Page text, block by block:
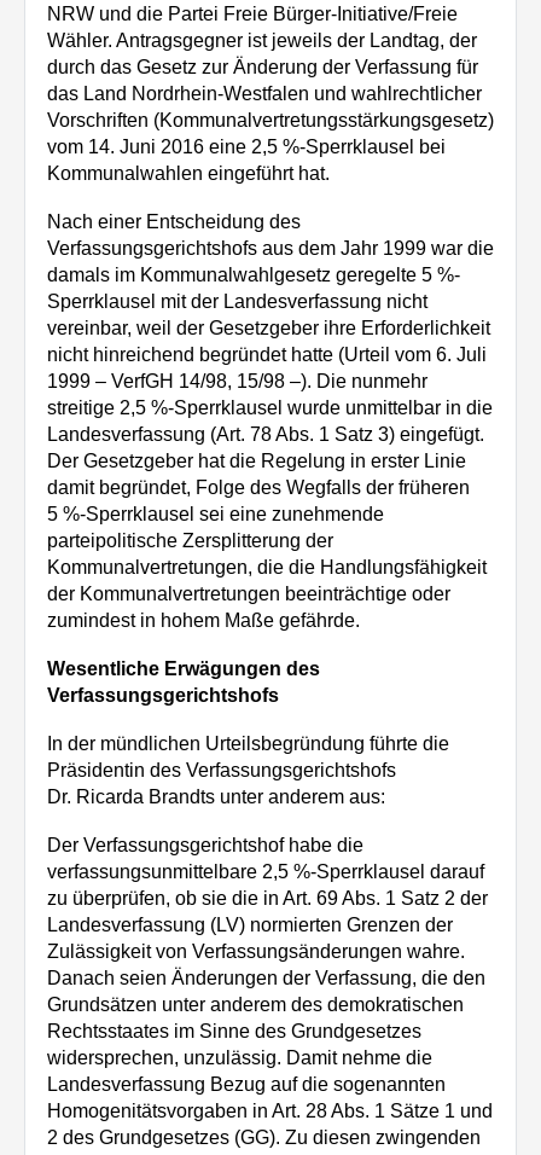
NRW und die Partei Freie Bürger-Initiative/Freie
Wähler. Antragsgegner ist jeweils der Landtag, der
durch das Gesetz zur Änderung der Verfassung für
das Land Nordrhein-Westfalen und wahlrechtlicher
Vorschriften (Kommunalvertretungsstärkungsgesetz)
vom 14. Juni 2016 eine 2,5 %-Sperrklausel bei
Kommunalwahlen eingeführt hat.
Nach einer Entscheidung des
Verfassungsgerichtshofs aus dem Jahr 1999 war die
damals im Kommunalwahlgesetz geregelte 5 %-
Sperrklausel mit der Landesverfassung nicht
vereinbar, weil der Gesetzgeber ihre Erforderlichkeit
nicht hinreichend begründet hatte (Urteil vom 6. Juli
1999 – VerfGH 14/98, 15/98 –). Die nunmehr
streitige 2,5 %-Sperrklausel wurde unmittelbar in die
Landesverfassung (Art. 78 Abs. 1 Satz 3) eingefügt.
Der Gesetzgeber hat die Regelung in erster Linie
damit begründet, Folge des Wegfalls der früheren
5 %-Sperrklausel sei eine zunehmende
parteipolitische Zersplitterung der
Kommunalvertretungen, die die Handlungsfähigkeit
der Kommunalvertretungen beeinträchtige oder
zumindest in hohem Maße gefährde.
Wesentliche Erwägungen des
Verfassungsgerichtshofs
In der mündlichen Urteilsbegründung führte die
Präsidentin des Verfassungsgerichtshofs
Dr. Ricarda Brandts unter anderem aus:
Der Verfassungsgerichtshof habe die
verfassungsunmittelbare 2,5 %-Sperrklausel darauf
zu überprüfen, ob sie die in Art. 69 Abs. 1 Satz 2 der
Landesverfassung (LV) normierten Grenzen der
Zulässigkeit von Verfassungsänderungen wahre.
Danach seien Änderungen der Verfassung, die den
Grundsätzen unter anderem des demokratischen
Rechtsstaates im Sinne des Grundgesetzes
widersprechen, unzulässig. Damit nehme die
Landesverfassung Bezug auf die sogenannten
Homogenitätsvorgaben in Art. 28 Abs. 1 Sätze 1 und
2 des Grundgesetzes (GG). Zu diesen zwingenden